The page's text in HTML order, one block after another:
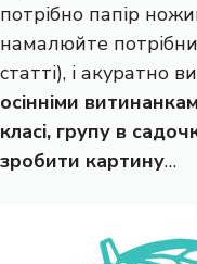
потрібно папір
намалюйте
статті), і акуратно
осінніми
класі, групу в
зробити картину…